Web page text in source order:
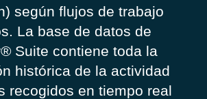
según flujos de trabajo
La base de datos de
Suite contiene toda la
histórica de la actividad
recogidos en tiempo real